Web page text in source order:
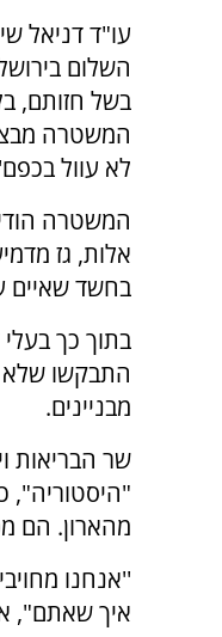
עו"ד דניאל
השלום
בשל חזותם,
המשטרה
לא עוול
המשטרה
בחשד שאיים
בתוך כך
התבקשו שלא
מבניינים.
שר הבריאות
"היסטוריה",
מהארון. הם
''אנחנו
איך שאתם",